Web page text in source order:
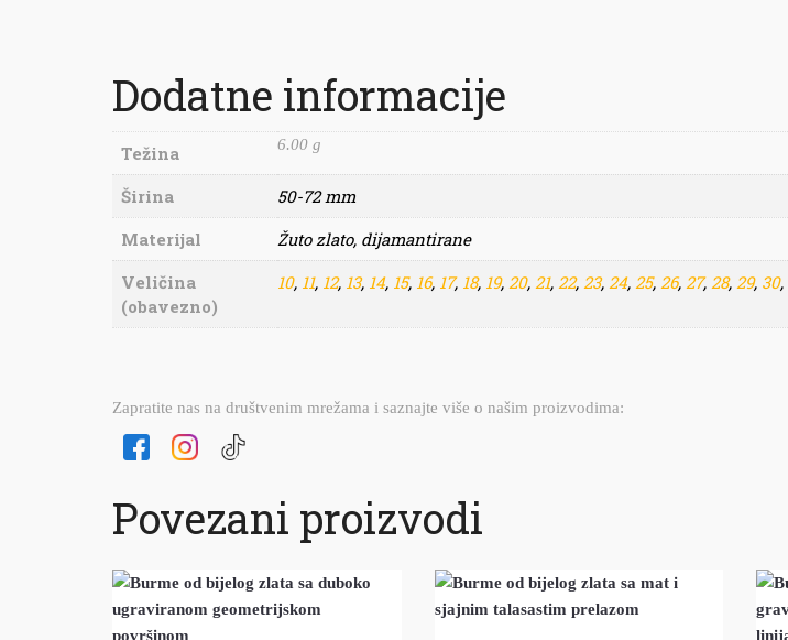
Dodatne informacije
Težina 6.00 g
Širina
50-72 mm
Materijal
Žuto zlato, dijamantirane
Veličina
(obavezno)
10, 11, 12, 13, 14, 15, 16, 17, 18, 19, 20, 21, 22, 23, 24, 25, 26, 27, 28, 29, 30,
Zapratite nas na društvenim mrežama i saznajte više o našim proizvodima:
Povezani proizvodi